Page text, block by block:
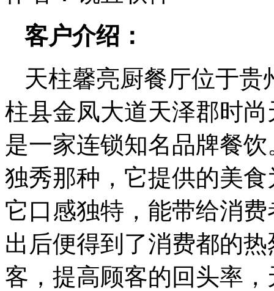
客户介绍：
天柱馨亮厨餐厅位于
柱县金凤大道天泽郡时
是一家连锁知名品牌餐
独秀那种，它提供的美
它口感独特，能带给消
出后便得到了消费都的
客，提高顾客的回头率